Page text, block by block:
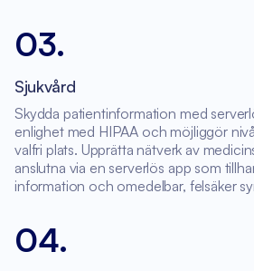
03.
Sjukvård
Skydda patientinformation med
enlighet med HIPAA och möjliggör
valfri plats. Upprätta nätverk av
anslutna via en serverlös app som
information och omedelbar, felsäker
04.